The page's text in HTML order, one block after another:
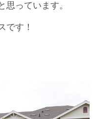
思っています。
です！